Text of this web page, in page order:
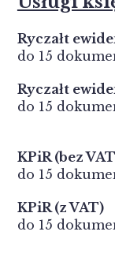
Ryczałt
do 15
Ryczałt
do 15
KPiR (bez
do 15
KPiR (z VAT)
do 15